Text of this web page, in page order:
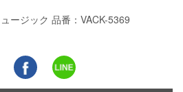
ージック 品番：VACK-5369